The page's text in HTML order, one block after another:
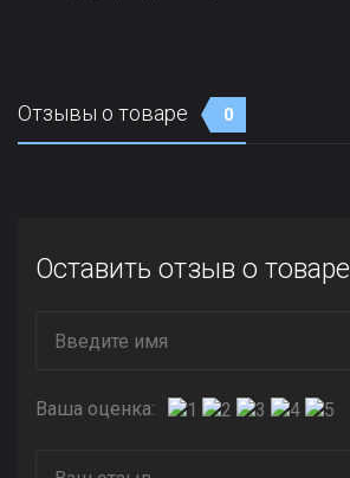
Отзывы о товаре 0
Оставить отзыв о товаре
Ваша оценка: